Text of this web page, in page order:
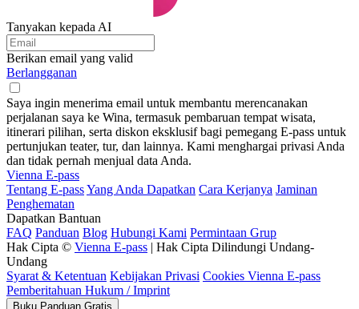
Tanyakan kepada AI
Berikan email yang valid
Berlangganan
Saya ingin menerima email untuk membantu merencanakan
perjalanan saya ke Wina, termasuk pembaruan tempat wisata,
itinerari pilihan, serta diskon eksklusif bagi pemegang E-pass untuk
pertunjukan teater, tur, dan lainnya. Kami menghargai privasi Anda
dan tidak pernah menjual data Anda.
Vienna E-pass
Tentang E-passYang Anda Dapatkan Cara Kerjanya Jaminan
Penghematan
Dapatkan Bantuan
FAQ Panduan Blog Hubungi Kami Permintaan Grup
Hak Cipta © Vienna E-pass | Hak Cipta Dilindungi Undang-
Undang
Syarat & Ketentuan Kebijakan Privasi Cookies Vienna E-pass
Pemberitahuan Hukum / Imprint
Buku Panduan Gratis